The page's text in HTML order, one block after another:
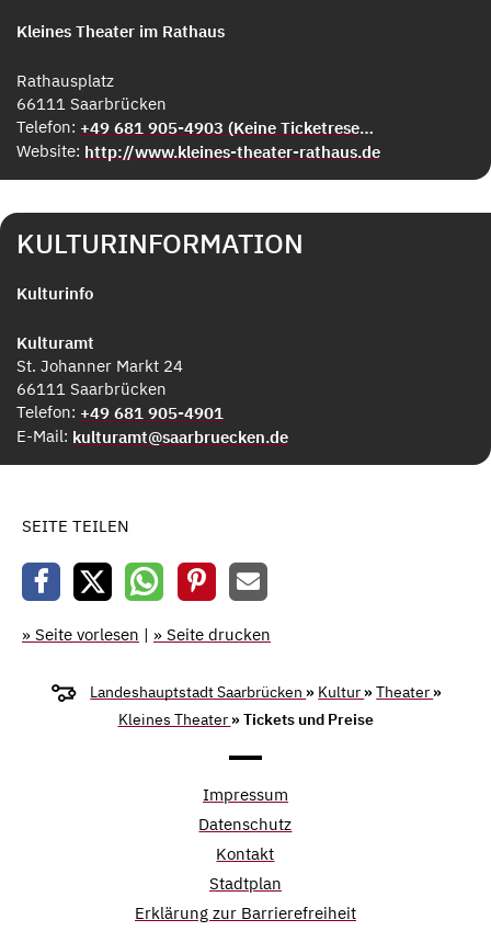
Kleines Theater im Rathaus
Rathausplatz
66111 Saarbrücken
Telefon:
+49 681 905-4903 (Keine Ticketreservierung!)
Website: http://www.kleines-theater-rathaus.de
KULTURINFORMATION
Kulturinfo
Kulturamt
St. Johanner Markt 24
66111 Saarbrücken
Telefon: +49 681 905-4901
E-Mail: kulturamt@saarbruecken.de
SEITE TEILEN
» Seite vorlesen | » Seite drucken
Landeshauptstadt Saarbrücken » Kultur »Theater »
Kleines Theater » Tickets und Preise
Impressum
Datenschutz
Kontakt
Stadtplan
Erklärung zur Barrierefreiheit